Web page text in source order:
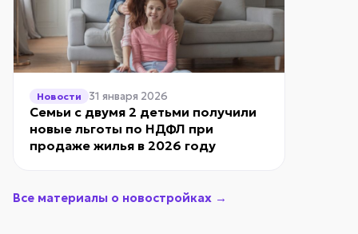
Новости 31 января 2026
Семьи с двумя 2 детьми получили
новые льготы по НДФЛ при
продаже жилья в 2026 году
Все материалы о новостройках →